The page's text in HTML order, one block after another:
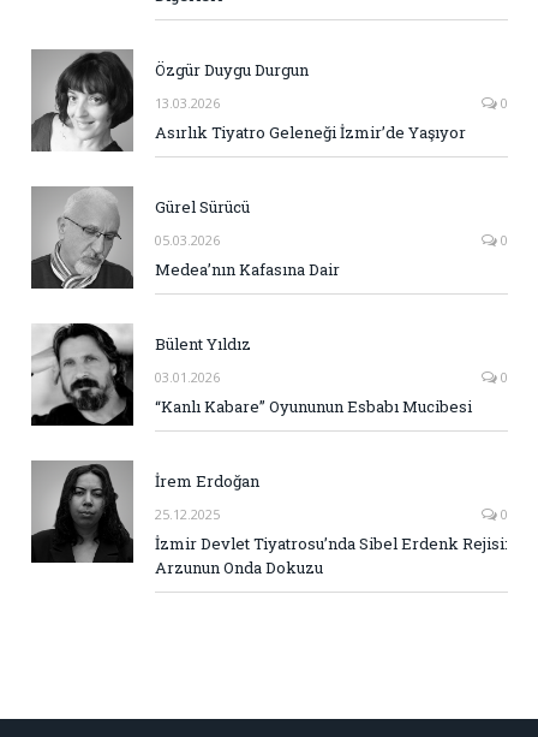
Özgür Duygu Durgun
13.03.2026 0
Asırlık Tiyatro Geleneği İzmir’de Yaşıyor
Gürel Sürücü
05.03.2026 0
Medea’nın Kafasına Dair
Bülent Yıldız
03.01.2026 0
“Kanlı Kabare” Oyununun Esbabı Mucibesi
İrem Erdoğan
25.12.2025 0
İzmir Devlet Tiyatrosu’nda Sibel Erdenk Rejisi:
Arzunun Onda Dokuzu